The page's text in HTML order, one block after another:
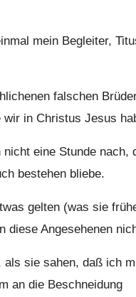
mein Begleiter,
falschen
in Christus Jesus
nicht eine Stunde
bestehen bliebe.
gelten (was sie
diese Angesehenen
als sie sahen, daß ich
an die Beschneidung